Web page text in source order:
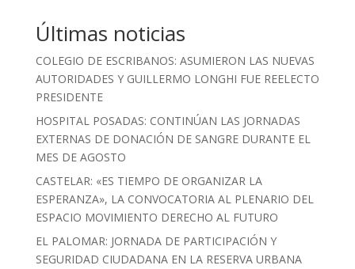
Últimas noticias
COLEGIO DE ESCRIBANOS: ASUMIERON LAS NUEVAS
AUTORIDADES Y GUILLERMO LONGHI FUE REELECTO
PRESIDENTE
HOSPITAL POSADAS: CONTINÚAN LAS JORNADAS
EXTERNAS DE DONACIÓN DE SANGRE DURANTE EL
MES DE AGOSTO
CASTELAR: «ES TIEMPO DE ORGANIZAR LA
ESPERANZA», LA CONVOCATORIA AL PLENARIO DEL
ESPACIO MOVIMIENTO DERECHO AL FUTURO
EL PALOMAR: JORNADA DE PARTICIPACIÓN Y
SEGURIDAD CIUDADANA EN LA RESERVA URBANA